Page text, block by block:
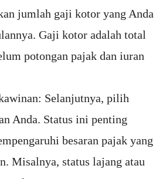
jumlah gaji kotor yang Anda
Gaji kotor adalah total
potongan pajak dan iuran
Selanjutnya, pilih
Anda. Status ini penting
besaran pajak yang
Misalnya, status lajang atau